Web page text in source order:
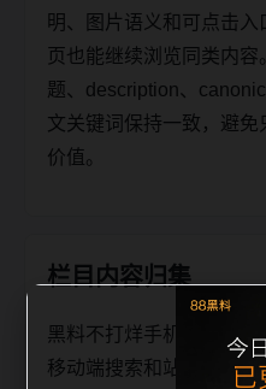
明、图片语义和可点击
页也能继续浏览同类内
题、description、
文关键词保持一致，避
价值。
栏目内容归集
黑料不打烊手机版入口
移动端搜索和站内连续